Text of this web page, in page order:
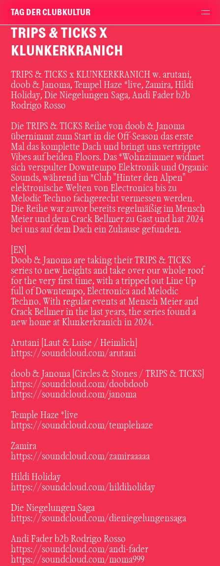
TAG DER CLUBKULTUR
TRIPS & TICKS X
KLUNKERKRANICH
TRIPS & TICKS x KLUNKERKRANICH w. arutani,
doob & Janoma, Tempel Haze *live, Zamira, Hildi
Holiday, Die Niegelungen Saga, Andi Fader b2b
Rodrigo Rosso
Die TRIPS & TICKS Reihe von doob & Janoma
übernimmt zum Start in die Off-Season das erste
Mal das komplette Dach und bringt uns vertrippte
Vibes auf beiden Floors. Das *Wohnzimmer widmet
sich verspulter Downtempo Elektronik und Organic
Sounds, während im *Club "Hinter den Alpen"
elektronische Welten von Electronica bis zu
Melodic Techno fachgerecht vermessen werden.
Die Reihe war zuvor bereits regelmäßig im Mensch
Meier und dem Crack Bellmer zu Gast und hat 2024
bei uns auf dem Dach ein Zuhause gefunden.
[EN]
Doob & Janoma are taking their TRIPS & TICKS
series to new heights and take over our whole roof
for the very first time, with a tripped out Line Up
full of Downtempo, Electronica and Melodic
Techno. With regular events at Mensch Meier and
Crack Bellmer in the last years, the series found a
new home at Klunkerkranich in 2024.
Arutani [Laut & Luise / Heimlich]
https://soundcloud.com/arutani
doob & Janoma [Circles & Stones / TRIPS & TICKS]
https://soundcloud.com/doobdoob
https://soundcloud.com/janoma
Temple Haze *live
https://soundcloud.com/templehaze
Zamira
https://soundcloud.com/zamiraaaaa
Hildi Holiday
https://soundcloud.com/hildiholiday
Die Niegelungen Saga
https://soundcloud.com/dieniegelungensaga
Andi Fader b2b Rodrigo Rosso
https://soundcloud.com/andi-fader
https://soundcloud.com/moma999